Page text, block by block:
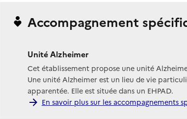
Accompagnement
Unité Alzheimer
Cet établissement propose une unité
Une unité Alzheimer est un lieu de vie
apparentée. Elle est située dans un EHPAD.
En savoir plus sur les accompagnements